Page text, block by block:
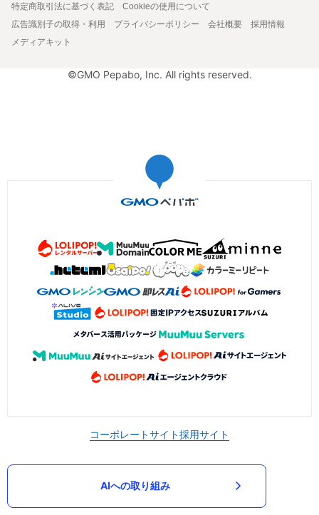
特定商取引法に基づく表記
Cookieの使用について
広告識別子の取得・利用
プライバシーポリシー 会社概要
採用情報
メディアキット
©GMO Pepabo, Inc. All rights reserved.
コーポレートサイト採用サイト
AIへの取り組み